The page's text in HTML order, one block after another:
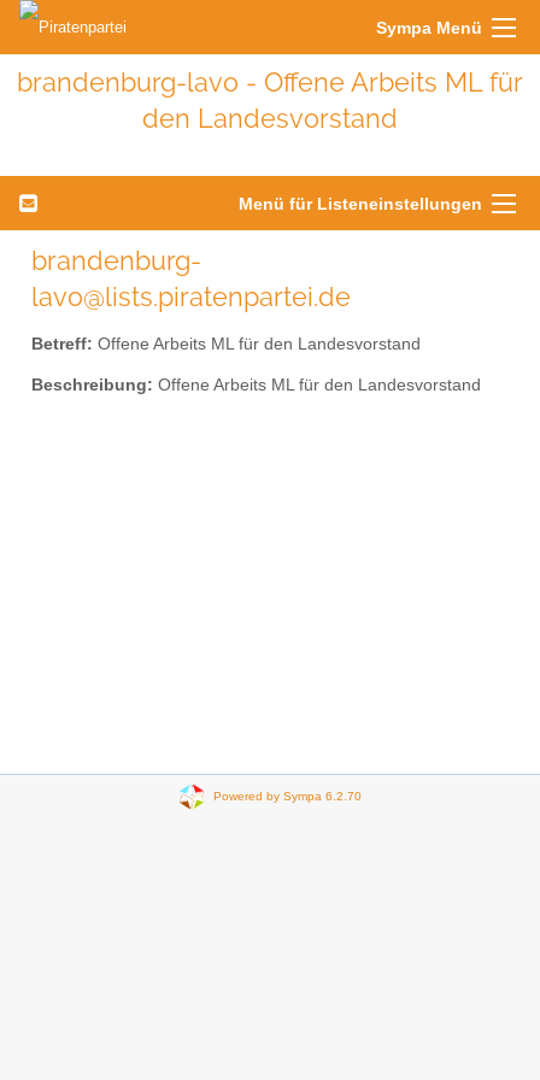
Sympa Menü
brandenburg-lavo - Offene Arbeits ML für
den Landesvorstand
Menü für Listeneinstellungen
brandenburg-
lavo@lists.piratenpartei.de
Betreff: Offene Arbeits ML für den Landesvorstand
Beschreibung: Offene Arbeits ML für den Landesvorstand
Powered by Sympa 6.2.70